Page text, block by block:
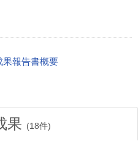
果報告書概要
果 (18件)